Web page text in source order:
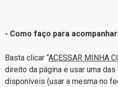
- Como faço para
Basta clicar “ACESSAR MINHA
direito da página e usar uma
disponíveis (usar a mesma no